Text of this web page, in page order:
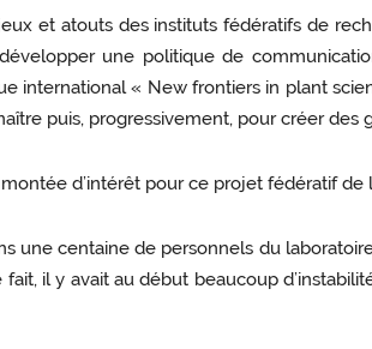
et atouts des instituts fédératifs de
une politique de
international « New frontiers in plant
puis, progressivement, pour créer
d’intérêt pour ce projet fédératif
une centaine de personnels du
il y avait au début beaucoup